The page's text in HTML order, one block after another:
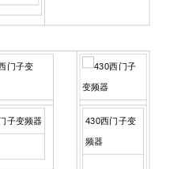
子变频器 430西门子变
频器